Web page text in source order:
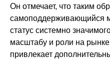
Он отмечает, что таким
самоподдерживающийся
статус системно
масштабу и роли на
привлекает